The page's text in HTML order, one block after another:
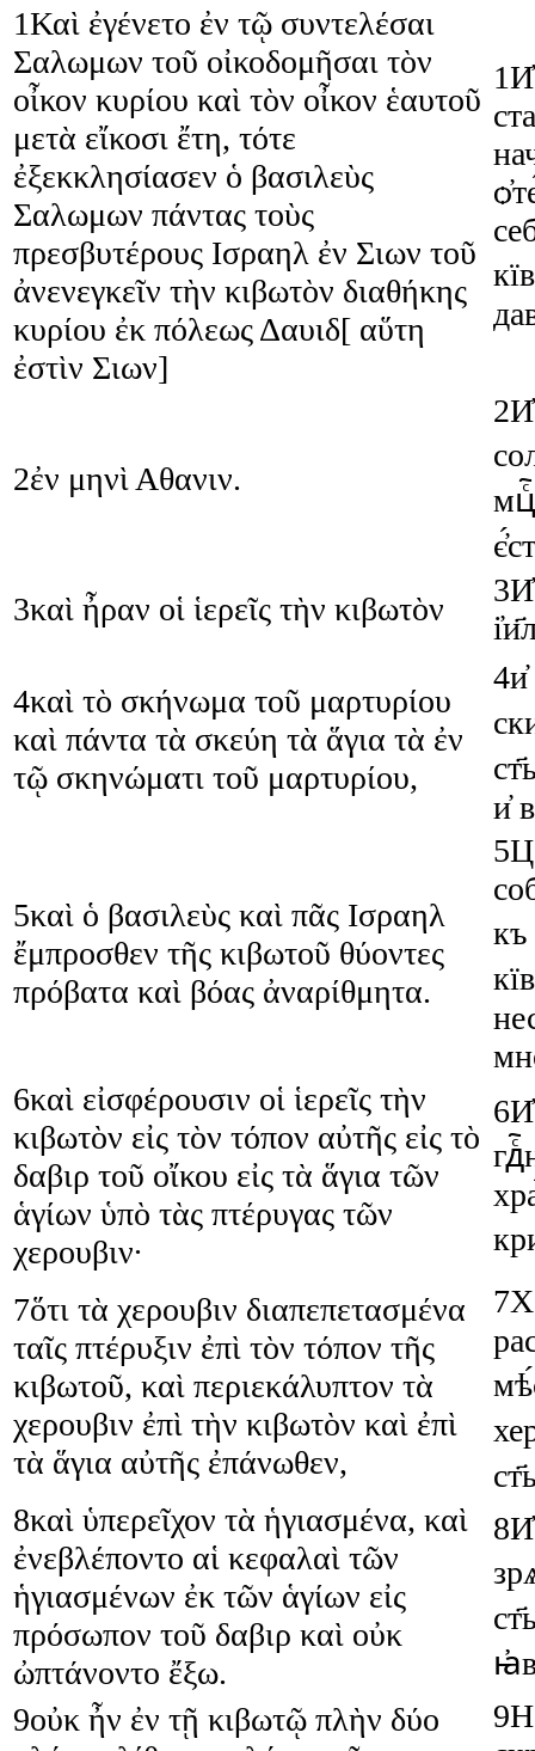
1Καὶ ἐγένετο ἐν τῷ συντελέσαι
Σαλωμων τοῦ οἰκοδομῆσαι τὸν
οἶκον κυρίου καὶ τὸν οἶκον ἑαυτοῦ
μετὰ εἴκοσι ἔτη, τότε
ἐξεκκλησίασεν ὁ βασιλεὺς
Σαλωμων πάντας τοὺς
πρεσβυτέρους Ισραηλ ἐν Σιων τοῦ
ἀνενεγκεῖν τὴν κιβωτὸν διαθήκης
κυρίου ἐκ πόλεωςΔαυιδ[ αὕτη
ἐστὶν Σιων]
1И҆
2ἐν μηνὶ Αθανιν.
2И҆
3καὶ ἦραν οἱ ἱερεῖς τὴν κιβωτὸν
3И҆
4καὶ τὸ σκήνωμα τοῦ μαρτυρίου
καὶ πάντα τὰ σκεύη τὰ ἅγια τὰ ἐν
τῷ σκηνώματι τοῦ μαρτυρίου,
4и҆
и҆
5καὶ ὁ βασιλεὺς καὶ πᾶς Ισραηλ
ἔμπροσθεν τῆς κιβωτοῦ θύοντες
πρόβατα καὶ βόας ἀναρίθμητα.
5
къ
6καὶ εἰσφέρουσιν οἱ ἱερεῖς τὴν
κιβωτὸν εἰς τὸν τόπον αὐτῆς εἰς τὸ
δαβιρ τοῦ οἴκου εἰς τὰ ἅγια τῶν
ἁγίων ὑπὸ τὰς πτέρυγας τῶν
χερουβιν·
6И҆
7ὅτι τὰ χερουβιν διαπεπετασμένα
ταῖς πτέρυξιν ἐπὶ τὸν τόπον τῆς
κιβωτοῦ, καὶ περιεκάλυπτον τὰ
χερουβιν ἐπὶ τὴν κιβωτὸν καὶ ἐπὶ
τὰ ἅγια αὐτῆς ἐπάνωθεν,
7
8καὶ ὑπερεῖχον τὰ ἡγιασμένα, καὶ
ἐνεβλέποντο αἱ κεφαλαὶ τῶν
ἡγιασμένων ἐκ τῶν ἁγίων εἰς
πρόσωπον τοῦ δαβιρ καὶ οὐκ
ὠπτάνοντο ἔξω.
8И҆
9οὐκ ἦν ἐν τῇ κιβωτῷ πλὴν δύο
9